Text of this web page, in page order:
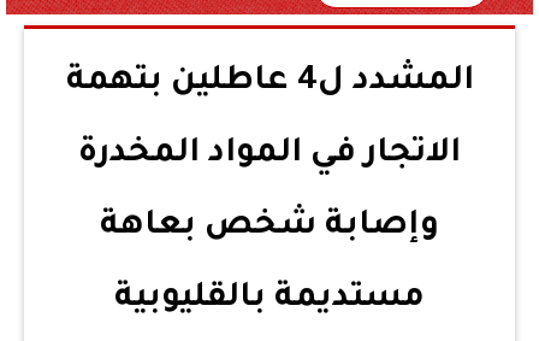
المشدد ل4 عاطلين بتهمة
الاتجار في المواد المخدرة
وإصابة شخص بعاهة
مستديمة بالقليوبية